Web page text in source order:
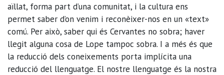
aïllat, forma part d’una comunitat, i la cultura ens
permet saber d’on venim i reconèixer-nos en un «text»
comú. Per això, saber qui és Cervantes no sobra; haver
llegit alguna cosa de Lope tampoc sobra. I a més és que
la reducció dels coneixements porta implícita una
reducció del llenguatge. El nostre llenguatge és la nostra